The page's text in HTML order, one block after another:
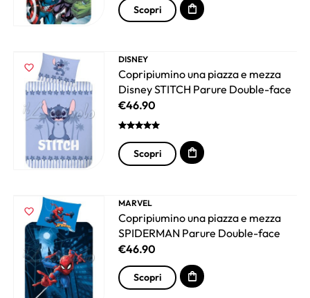
Scopri
DISNEY
Copripiumino una piazza e mezza
Disney STITCH Parure Double-face
€46.90
Scopri
MARVEL
Copripiumino una piazza e mezza
SPIDERMAN Parure Double-face
€46.90
Scopri